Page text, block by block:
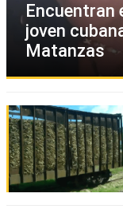
Encuentran
joven
Matanzas